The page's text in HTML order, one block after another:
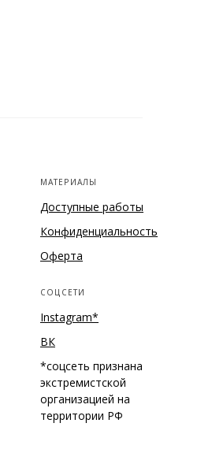
МАТЕРИАЛЫ
Доступные работы
Конфиденциальность
Оферта
СОЦСЕТИ
Instagram*
ВК
*соцсеть признана
экстремистской
организацией на
территории РФ